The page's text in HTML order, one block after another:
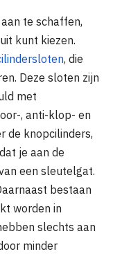
te schaffen,
kunt kiezen.
, die
Deze sloten zijn
met
, anti-klop- en
de knopcilinders,
je aan de
een sleutelgat.
bestaan
worden in
slechts aan
minder